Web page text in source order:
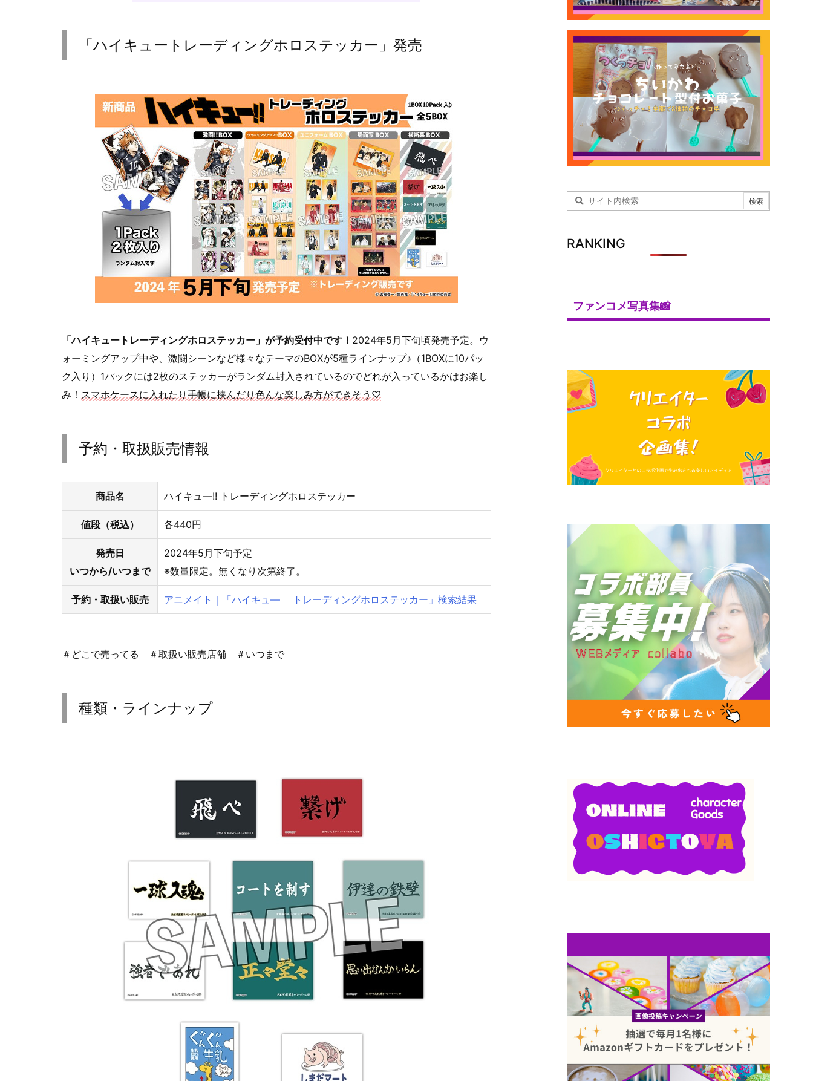
「ハイキュートレーディングホロステッカー」発売
「ハイキュートレーディングホロステッカー」が予約受付中です！ 2024年5月下旬頃発売予定。ウ
ォーミングアップ中や、激闘シーンなど様々なテーマのBOXが5種ラインナップ♪（1BOXに10パッ
ク入り）1パックには2枚のステッカーがランダム封入されているのでどれが入っているかはお楽し
み！ スマホケースに入れたり手帳に挟んだり色んな楽しみ方ができそう♡
予約・取扱販売情報
商品名 ハイキュ―!! トレーディングホロステッカー
値段（税込） 各440円
発売日
いつから/いつまで
2024年5月下旬予定
※数量限定。無くなり次第終了。
予約・取扱い販売 アニメイト｜「ハイキュ― トレーディングホロステッカー」検索結果
＃どこで売ってる ＃取扱い販売店舗 ＃いつまで
種類・ラインナップ
RANKING
ファンコメ写真集📸